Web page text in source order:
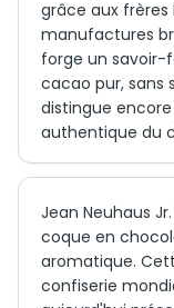
grâce aux frères
manufactures
forge un savoir-
cacao pur, sans
distingue
authentique du
Jean Neuhaus
coque en
aromatique.
confiserie